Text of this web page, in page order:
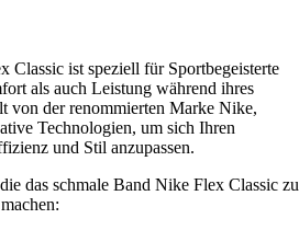
Classic ist speziell für Sportbegeisterte
als auch Leistung während ihres
von der renommierten Marke Nike,
Technologien, um sich Ihren
und Stil anzupassen.
das schmale Band Nike Flex Classic zu